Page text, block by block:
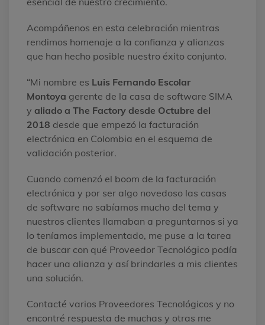
Acompáñenos en esta celebración mientras
rendimos homenaje a la confianza y alianzas
que han hecho posible nuestro éxito conjunto.
“Mi nombre es Luis Fernando Escolar
Montoya gerente de la casa de software SIMA
y aliado a The Factory desde Octubre del
2018 desde que empezó la facturación
electrónica en Colombia en el esquema de
validación posterior.
Cuando comenzó el boom de la facturación
electrónica y por ser algo novedoso las casas
de software no sabíamos mucho del tema y
nuestros clientes llamaban a preguntarnos si ya
lo teníamos implementado, me puse a la tarea
de buscar con qué Proveedor Tecnológico podía
hacer una alianza y así brindarles a mis clientes
una solución.
Contacté varios Proveedores Tecnológicos y no
encontré respuesta de muchas y otras me